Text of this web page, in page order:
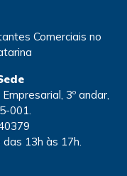
Comerciais no
3º andar,
001.
13h às 17h.